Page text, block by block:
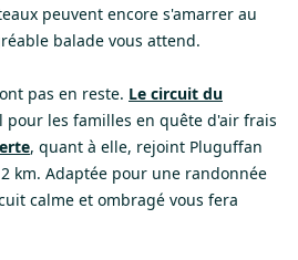
peuvent encore s'amarrer au
balade vous attend.
pas en reste. Le circuit du
pour les familles en quête d'air frais
, quant à elle, rejoint Pluguffan
km. Adaptée pour une randonnée
calme et ombragé vous fera